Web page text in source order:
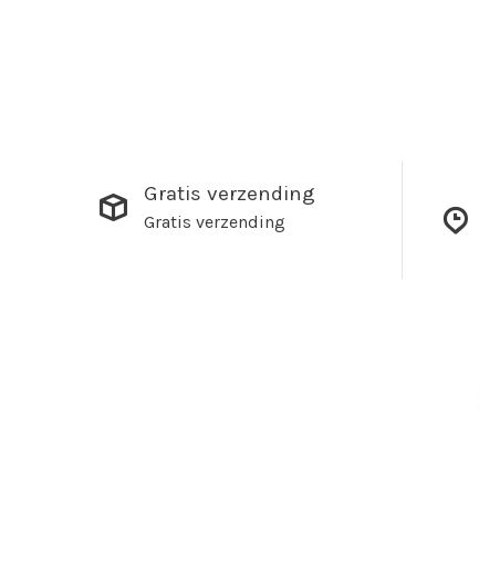
Gratis verzending
Gratis verzending